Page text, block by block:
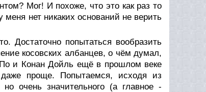
Мог! И похоже, что это как раз то
нет никаких оснований не верить
Достаточно попытаться вообразить
косовских албанцев, о чём думал,
и Конан Дойль ещё в прошлом веке
даже проще. Попытаемся, исходя из
очень значительного (а главное -